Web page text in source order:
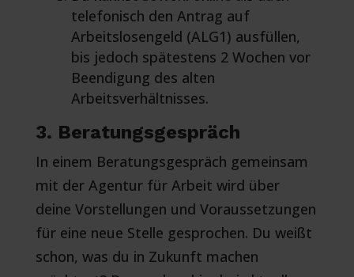
telefonisch den Antrag auf
Arbeitslosengeld (ALG1) ausfüllen,
bis jedoch spätestens 2 Wochen vor
Beendigung des alten
Arbeitsverhältnisses.
3. Beratungsgespräch
In einem Beratungsgespräch gemeinsam
mit der Agentur für Arbeit wird über
deine Vorstellungen und Voraussetzungen
für eine neue Stelle gesprochen. Du weißt
schon, was du in Zukunft machen